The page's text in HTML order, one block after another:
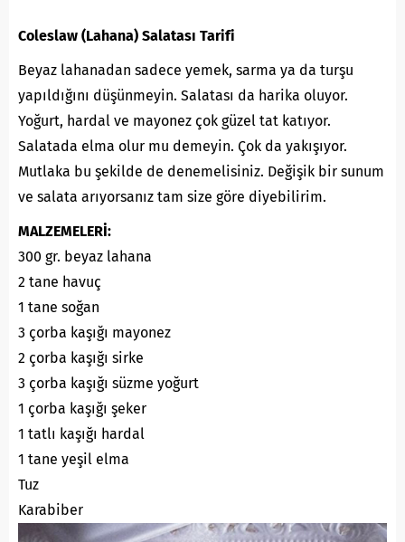
Coleslaw (Lahana) Salatası Tarifi
Beyaz lahanadan sadece yemek, sarma ya da turşu
yapıldığını düşünmeyin. Salatası da harika oluyor.
Yoğurt, hardal ve mayonez çok güzel tat katıyor.
Salatada elma olur mu demeyin. Çok da yakışıyor.
Mutlaka bu şekilde de denemelisiniz. Değişik bir sunum
ve salata arıyorsanız tam size göre diyebilirim.
MALZEMELERİ:
300 gr. beyaz lahana
2 tane havuç
1 tane soğan
3 çorba kaşığı mayonez
2 çorba kaşığı sirke
3 çorba kaşığı süzme yoğurt
1 çorba kaşığı şeker
1 tatlı kaşığı hardal
1 tane yeşil elma
Tuz
Karabiber